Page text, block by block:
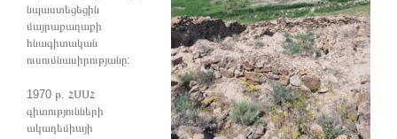
նպաստեցեցին
մայրաքաղաքի
հնագիտական
ուսումնասիրությանը:
1970 թ. ՀՍՍՀ
գիտությունների
ակադեմիայի